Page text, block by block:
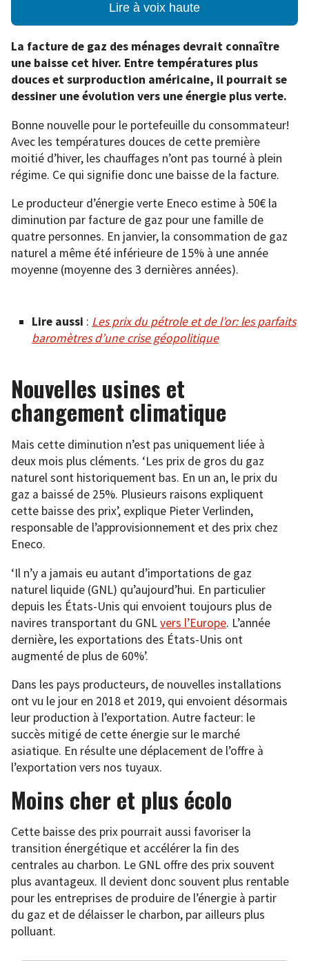
Lire à voix haute
La facture de gaz des ménages devrait connaître
une baisse cet hiver. Entre températures plus
douces et surproduction américaine, il pourrait se
dessiner une évolution vers une énergie plus verte.
Bonne nouvelle pour le portefeuille du consommateur!
Avec les températures douces de cette première
moitié d’hiver, les chauffages n’ont pas tourné à plein
régime. Ce qui signifie donc une baisse de la facture.
Le producteur d’énergie verte Eneco estime à 50€ la
diminution par facture de gaz pour une famille de
quatre personnes. En janvier, la consommation de gaz
naturel a même été inférieure de 15% à une année
moyenne (moyenne des 3 dernières années).
Lire aussi : Les prix du pétrole et de l’or: les parfaits
baromètres d’une crise géopolitique
Nouvelles usines et
changement climatique
Mais cette diminution n’est pas uniquement liée à
deux mois plus cléments. ‘Les prix de gros du gaz
naturel sont historiquement bas. En un an, le prix du
gaz a baissé de 25%. Plusieurs raisons expliquent
cette baisse des prix’, explique Pieter Verlinden,
responsable de l’approvisionnement et des prix chez
Eneco.
‘Il n’y a jamais eu autant d’importations de gaz
naturel liquide (GNL) qu’aujourd’hui. En particulier
depuis les États-Unis qui envoient toujours plus de
navires transportant du GNLvers l’Europe. L’année
dernière, les exportations des États-Unis ont
augmenté de plus de 60%’.
Dans les pays producteurs, de nouvelles installations
ont vu le jour en 2018 et 2019, qui envoient désormais
leur production à l’exportation. Autre facteur: le
succès mitigé de cette énergie sur le marché
asiatique. En résulte une déplacement de l’offre à
l’exportation vers nos tuyaux.
Moins cher et plus écolo
Cette baisse des prix pourrait aussi favoriser la
transition énergétique et accélérer la fin des
centrales au charbon. Le GNL offre des prix souvent
plus avantageux. Il devient donc souvent plus rentable
pour les entreprises de produire de l’énergie à partir
du gaz et de délaisser le charbon, par ailleurs plus
polluant.